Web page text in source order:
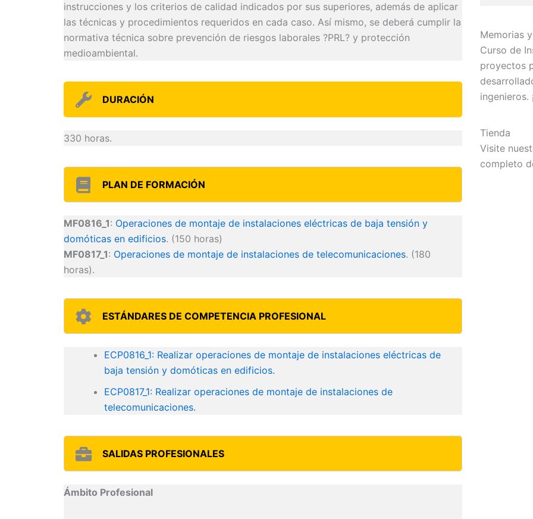
instrucciones y los criterios de calidad indicados por sus superiores, además de aplicar
las técnicas y procedimientos requeridos en cada caso. Así mismo, se deberá cumplir la
normativa técnica sobre prevención de riesgos laborales ?PRL? y protección
medioambiental.
DURACIÓN
330 horas.
PLAN DE FORMACIÓN
MF0816_1: Operaciones de montaje de instalaciones eléctricas de baja tensión y
domóticas en edificios. (150 horas)
MF0817_1: Operaciones de montaje de instalaciones de telecomunicaciones. (180
horas).
ESTÁNDARES DE COMPETENCIA PROFESIONAL
ECP0816_1: Realizar operaciones de montaje de instalaciones eléctricas de
baja tensión y domóticas en edificios.
ECP0817_1: Realizar operaciones de montaje de instalaciones de
telecomunicaciones.
SALIDAS PROFESIONALES
Ámbito Profesional
Memorias
Curso de
proyectos
ingenieros. ¡
Tienda
Visite
completo